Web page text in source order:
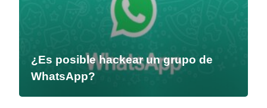
¿Es posible hackear un grupo de
WhatsApp?